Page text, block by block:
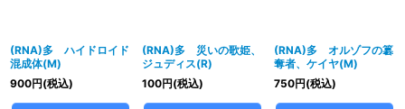
(RNA)多 ハイドロイド
混成体(M)
900円(税込)
(RNA)多 災いの歌姫、
ジュディス(R)
100円(税込)
(RNA)多 オルゾフの簒
奪者、ケイヤ(M)
750円(税込)